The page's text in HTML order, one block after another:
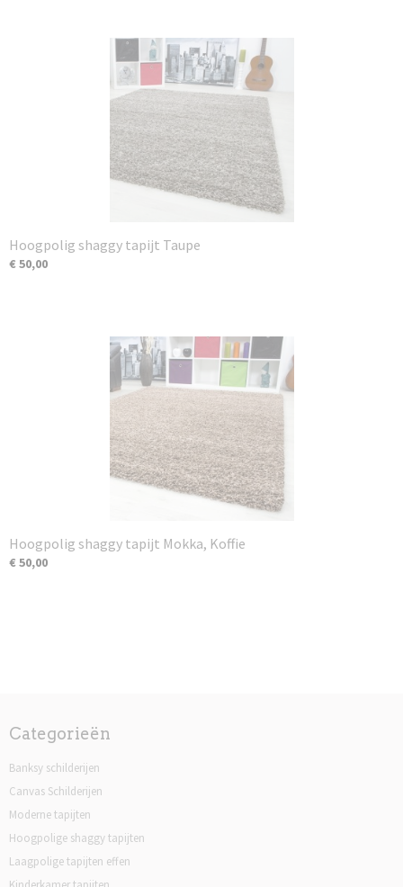
Hoogpolig shaggy tapijt Taupe
€ 50,00
Hoogpolig shaggy tapijt Mokka, Koffie
€ 50,00
Categorieën
Banksy schilderijen
Canvas Schilderijen
Moderne tapijten
Hoogpolige shaggy tapijten
Laagpolige tapijten effen